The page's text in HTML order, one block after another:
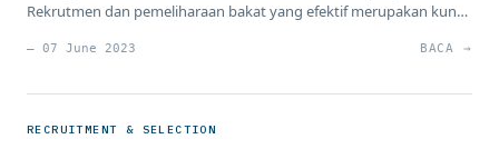
Rekrutmen dan pemeliharaan bakat yang efektif merupakan kunci
kompetitif, menarik dan mempertahankan bakat-bakat terbaik
Dalam artikel ini, kami akan membagikan 10 strategi yang […]
— 07 June 2023 BACA →
RECRUITMENT & SELECTION